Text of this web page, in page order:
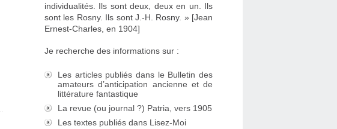
individualités. Ils sont deux, deux en un. Ils
sont les Rosny. Ils sont J.-H. Rosny. » [Jean
Ernest-Charles, en 1904]
Je recherche des informations sur :
Les articles publiés dans le Bulletin des
amateurs d’anticipation ancienne et de
littérature fantastique
La revue (ou journal ?) Patria, vers 1905
Les textes publiés dans Lisez-Moi